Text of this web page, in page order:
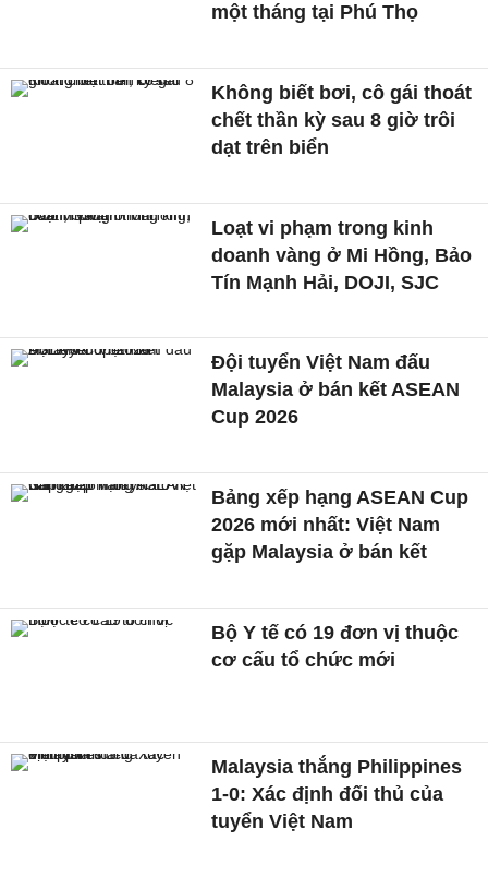
một tháng tại Phú Thọ
Không biết bơi, cô gái thoát
chết thần kỳ sau 8 giờ trôi
dạt trên biển
Loạt vi phạm trong kinh
doanh vàng ở Mi Hồng, Bảo
Tín Mạnh Hải, DOJI, SJC
Đội tuyển Việt Nam đấu
Malaysia ở bán kết ASEAN
Cup 2026
Bảng xếp hạng ASEAN Cup
2026 mới nhất: Việt Nam
gặp Malaysia ở bán kết
Bộ Y tế có 19 đơn vị thuộc
cơ cấu tổ chức mới
Malaysia thắng Philippines
1-0: Xác định đối thủ của
tuyển Việt Nam